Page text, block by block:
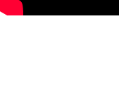
每筆NT$60